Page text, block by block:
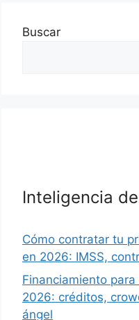
Buscar
Inteligencia
Cómo contratar tu
en 2026: IMSS,
Financiamiento
2026: créditos,
ángel